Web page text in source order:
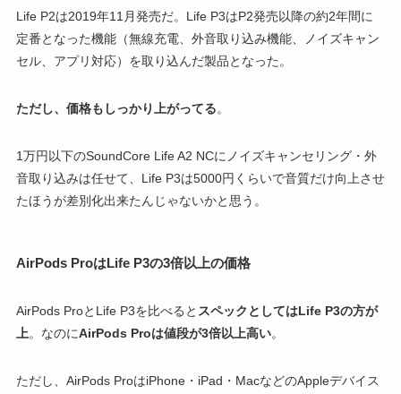
Life P2は2019年11月発売だ。Life P3はP2発売以降の約2年間に
定番となった機能（無線充電、外音取り込み機能、ノイズキャン
セル、アプリ対応）を取り込んだ製品となった。
ただし、価格もしっかり上がってる。
1万円以下のSoundCore Life A2 NCにノイズキャンセリング・外
音取り込みは任せて、Life P3は5000円くらいで音質だけ向上させ
たほうが差別化出来たんじゃないかと思う。
AirPods ProはLife P3の3倍以上の価格
AirPods ProとLife P3を比べると スペックとしてはLife P3の方が
上。なのにAirPods Proは値段が3倍以上高い。
ただし、AirPods ProはiPhone・iPad・MacなどのAppleデバイス